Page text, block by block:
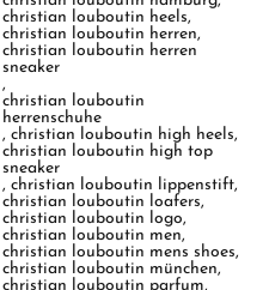
christian louboutin heels,
christian louboutin herren,
christian louboutin herren
sneaker
,
christian louboutin
herrenschuhe
, christian louboutin high heels,
christian louboutin high top
sneaker
, christian louboutin lippenstift,
christian louboutin loafers,
christian louboutin logo,
christian louboutin men,
christian louboutin mens shoes,
christian louboutin münchen,
christian louboutin parfum,